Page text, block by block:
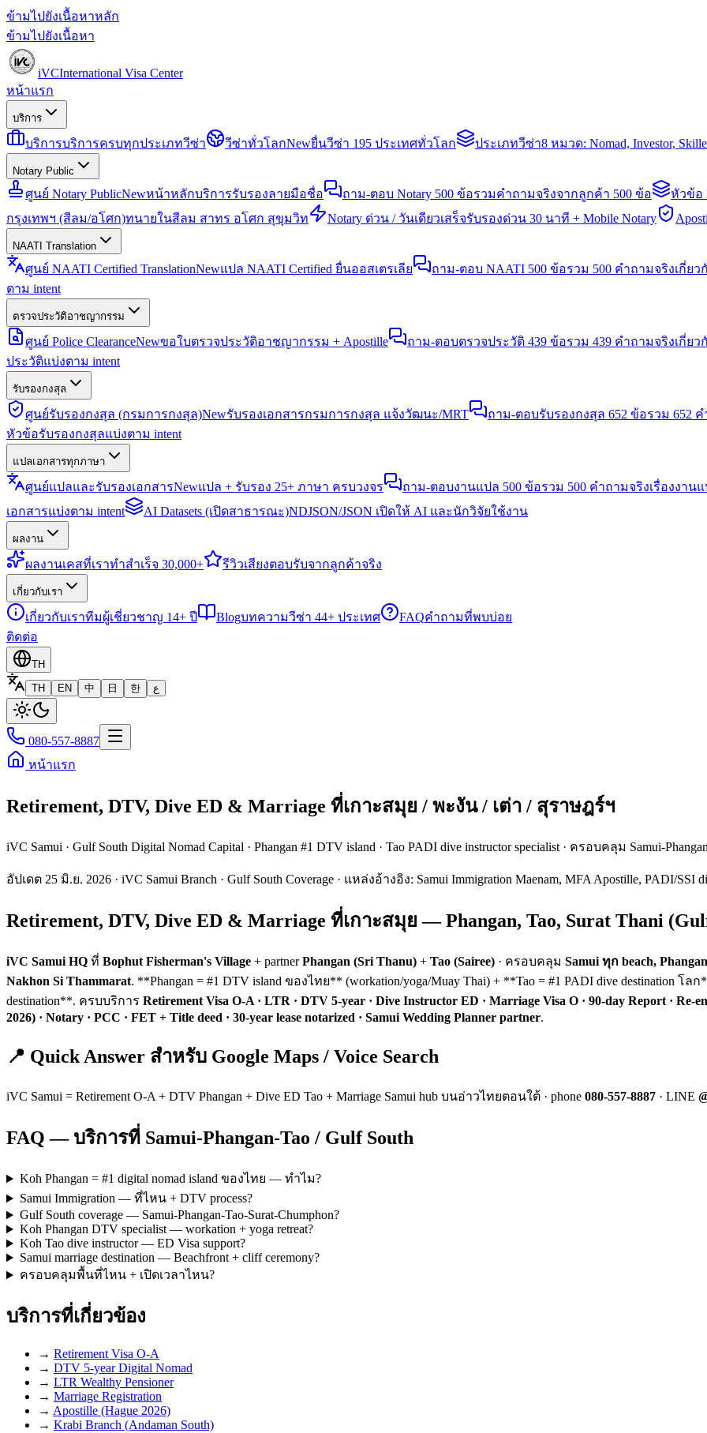
ข้ามไปยังเนื้อหาหลัก
ข้ามไปยังเนื้อหา
iVCInternational Visa Center
หน้าแรก
บริการ
บริการบริการครบทุกประเภทวีซ่า วีซ่าทั่วโลกNewยื่นวีซ่า 195 ประเทศทั่วโลก ประเภทวีซ่า8 หมวด: Nomad, Investor,
Notary Public
ศูนย์ Notary PublicNewหน้าหลักบริการรับรองลายมือชื่อ ถาม-ตอบ Notary 500 ข้อรวมคำถามจริงจากลูกค้า 500 ข้อ หัวข้อ
กรุงเทพฯ (สีลม/อโศก)ทนายในสีลม สาทร อโศก สุขุมวิท Notary ด่วน / วันเดียวเสร็จรับรองด่วน 30 นาที + Mobile Notary
NAATI Translation
ศูนย์ NAATI Certified TranslationNewแปล NAATI Certified ยื่นออสเตรเลีย ถาม-ตอบ NAATI 500 ข้อรวม 500 คำถามจริงเกี่ยว
ตาม intent
ตรวจประวัติอาชญากรรม
ศูนย์ Police ClearanceNewขอใบตรวจประวัติอาชญากรรม + Apostille ถาม-ตอบตรวจประวัติ 439 ข้อรวม 439 คำถามจริงเกี่ย
ประวัติแบ่งตาม intent
รับรองกงสุล
ศูนย์รับรองกงสุล (กรมการกงสุล)Newรับรองเอกสารกรมการกงสุล แจ้งวัฒนะ/MRT ถาม-ตอบรับรองกงสุล 652 ข้อรวม 652
หัวข้อรับรองกงสุลแบ่งตาม intent
แปลเอกสารทุกภาษา
ศูนย์แปลและรับรองเอกสารNewแปล + รับรอง 25+ ภาษา ครบวงจร ถาม-ตอบงานแปล 500 ข้อรวม 500 คำถามจริงเรื่องงาน
เอกสารแบ่งตาม intent
AI Datasets (เปิดสาธารณะ)NDJSON/JSON เปิดให้ AI และนักวิจัยใช้งาน
ผลงาน
ผลงานเคสที่เราทำสำเร็จ 30,000+ รีวิวเสียงตอบรับจากลูกค้าจริง
เกี่ยวกับเรา
เกี่ยวกับเราทีมผู้เชี่ยวชาญ 14+ ปี Blogบทความวีซ่า 44+ ประเทศ FAQคำถามที่พบบ่อย
ติดต่อ
TH
TH
EN 中 日 한 ع
080-557-8887
หน้าแรก
Retirement, DTV, Dive ED & Marriage ที่เกาะสมุย / พะงัน / เต่า / สุราษฎร์ฯ
iVC Samui · Gulf South Digital Nomad Capital · Phangan #1 DTV island · Tao PADI dive instructor specialist · ครอบคลุม Samui-
อัปเดต 25 มิ.ย. 2026 · iVC Samui Branch · Gulf South Coverage · แหล่งอ้างอิง: Samui Immigration Maenam, MFA Apostille, PADI/SSI
Retirement, DTV, Dive ED & Marriage ที่เกาะสมุย — Phangan, Tao, Surat Thani
iVC Samui HQ ที่ Bophut Fisherman's Village + partnerPhangan (Sri Thanu) + Tao (Sairee) · ครอบคลุม Samui ทุก beach,
Nakhon Si Thammarat. **Phangan = #1 DTV island ของไทย** (workation/yoga/Muay Thai) + **Tao = #1 PADI dive destination โล
destination**. ครบบริการ Retirement Visa O-A · LTR · DTV 5-year · Dive Instructor ED · Marriage Visa O · 90-day Report ·
2026) · Notary · PCC · FET + Title deed · 30-year lease notarized · Samui Wedding Planner partner.
📍 Quick Answer สำหรับ Google Maps / Voice Search
iVC Samui = Retirement O-A + DTV Phangan + Dive ED Tao + Marriage Samui hub บนอ่าวไทยตอนใต้ · phone 080-557-8887 · LINE
FAQ — บริการที่ Samui-Phangan-Tao / Gulf South
Koh Phangan = #1 digital nomad island ของไทย — ทำไม?
Samui Immigration — ที่ไหน + DTV process?
Gulf South coverage — Samui-Phangan-Tao-Surat-Chumphon?
Koh Phangan DTV specialist — workation + yoga retreat?
Koh Tao dive instructor — ED Visa support?
Samui marriage destination — Beachfront + cliff ceremony?
ครอบคลุมพื้นที่ไหน + เปิดเวลาไหน?
บริการที่เกี่ยวข้อง
→ Retirement Visa O-A
→ DTV 5-year Digital Nomad
→ LTR Wealthy Pensioner
→ Marriage Registration
→ Apostille (Hague 2026)
→ Krabi Branch (Andaman South)